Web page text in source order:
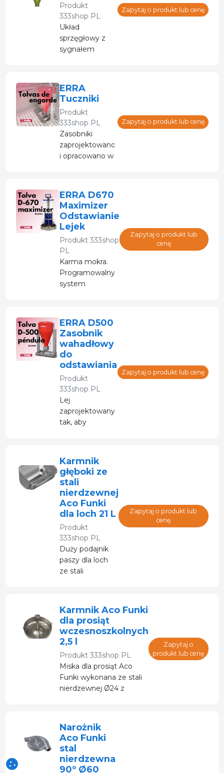
Produkt
333shop PL
Układ
sprzęgłowy z
sygnałem
indywidualnie
dezaktywuje
spadek
dopływu.
Zapytaj o produkt lub cenę
ERRA
Tuczniki
Produkt
333shop PL
Zasobniki
zaprojektowano
i opracowano w
konwersji.
Zapytaj o produkt lub cenę
ERRA D670
Maximizer
Odstawianie
Lejek
Produkt 333shop
PL
Karma mokra.
Programowalny
system
umożliwiający
uzyskanie
idealnej
mieszanki.
Zapytaj o produkt lub
cenę
ERRA D500
Zasobnik
wahadłowy
do
odstawiania
Produkt
333shop PL
Lej
zaprojektowany
tak, aby
prosiąt.
Karmienie na
mokro dla
łatwej nauki.
Zapytaj o produkt lub cenę
Karmnik
głęboki ze
stali
nierdzewnej
Aco Funki
dla loch 21 L
Produkt
333shop PL
Duży podajnik
paszy dla loch
ze stali
Zapytaj o produkt lub
cenę
Karmnik Aco Funki
dla prosiąt
wczesnoszkolnych
2,5 l
Produkt 333shop PL
Miska dla prosiąt Aco
Funki wykonana ze stali
nierdzewnej Ø24 z
Zapytaj o
produkt lub cenę
Narożnik
Aco Funki
stal
nierdzewna
90º Ø60